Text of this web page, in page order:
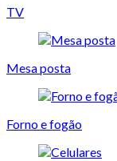
TV
Mesa posta
Forno e fogão